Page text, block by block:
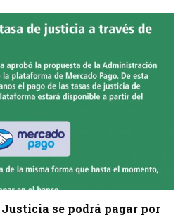
Justicia se podrá pagar por